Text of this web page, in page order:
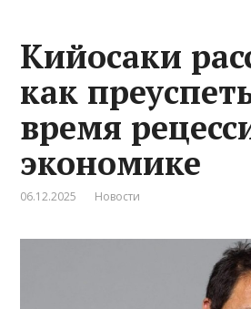
Кийосаки
как
время
экономике
06.12.2025 Новости